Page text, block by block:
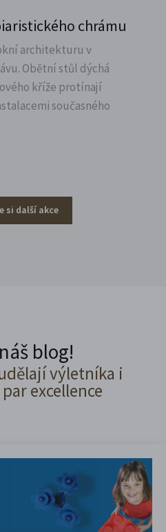
chrámu
architekturu v
Obětní stůl dýchá
kříže protínají
současného
si další akce
blog!
výletníka i
excellence